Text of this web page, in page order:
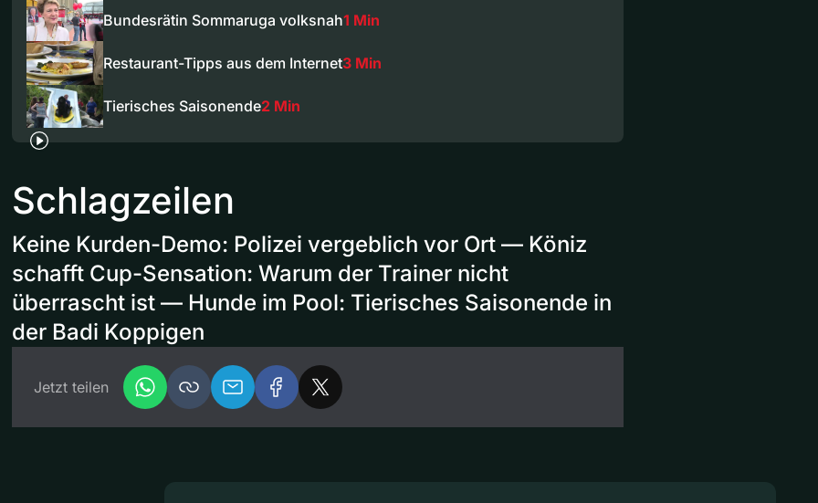
Bundesrätin Sommaruga volksnah1 Min
Restaurant-Tipps aus dem Internet3 Min
Tierisches Saisonende2 Min
Schlagzeilen
Keine Kurden-Demo: Polizei vergeblich vor Ort — Köniz
schafft Cup-Sensation: Warum der Trainer nicht
überrascht ist — Hunde im Pool: Tierisches Saisonende in
der Badi Koppigen
Jetzt teilen